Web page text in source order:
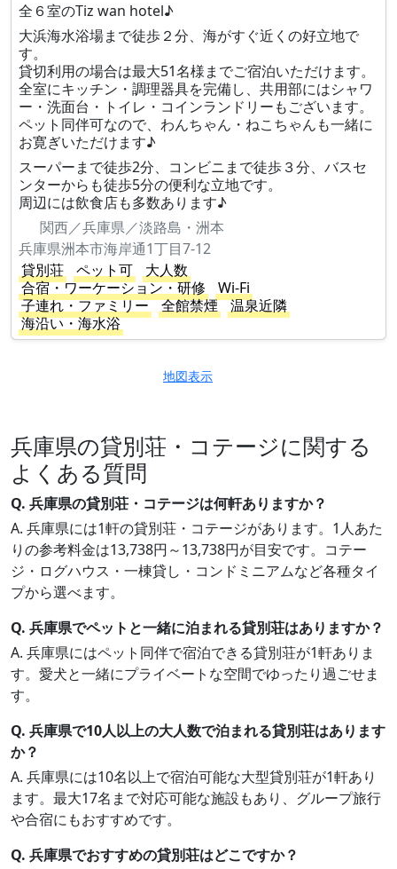
全６室のTiz wan hotel♪
大浜海水浴場まで徒歩２分、海がすぐ近くの好立地で
す。
貸切利用の場合は最大51名様までご宿泊いただけます。
全室にキッチン・調理器具を完備し、共用部にはシャワ
ー・洗面台・トイレ・コインランドリーもございます。
ペット同伴可なので、わんちゃん・ねこちゃんも一緒に
お寛ぎいただけます♪
スーパーまで徒歩2分、コンビニまで徒歩３分、バスセ
ンターからも徒歩5分の便利な立地です。
周辺には飲食店も多数あります♪
関西／兵庫県／淡路島・洲本
兵庫県洲本市海岸通1丁目7-12
貸別荘
ペット可
大人数
合宿・ワーケーション・研修
Wi-Fi
子連れ・ファミリー
全館禁煙
温泉近隣
海沿い・海水浴
地図表示
兵庫県の貸別荘・コテージに関する
よくある質問
Q. 兵庫県の貸別荘・コテージは何軒ありますか？
A. 兵庫県には1軒の貸別荘・コテージがあります。1人あた
りの参考料金は13,738円～13,738円が目安です。コテー
ジ・ログハウス・一棟貸し・コンドミニアムなど各種タイ
プから選べます。
Q. 兵庫県でペットと一緒に泊まれる貸別荘はありますか？
A. 兵庫県にはペット同伴で宿泊できる貸別荘が1軒ありま
す。愛犬と一緒にプライベートな空間でゆったり過ごせま
す。
Q. 兵庫県で10人以上の大人数で泊まれる貸別荘はあります
か？
A. 兵庫県には10名以上で宿泊可能な大型貸別荘が1軒あり
ます。最大17名まで対応可能な施設もあり、グループ旅行
や合宿にもおすすめです。
Q. 兵庫県でおすすめの貸別荘はどこですか？